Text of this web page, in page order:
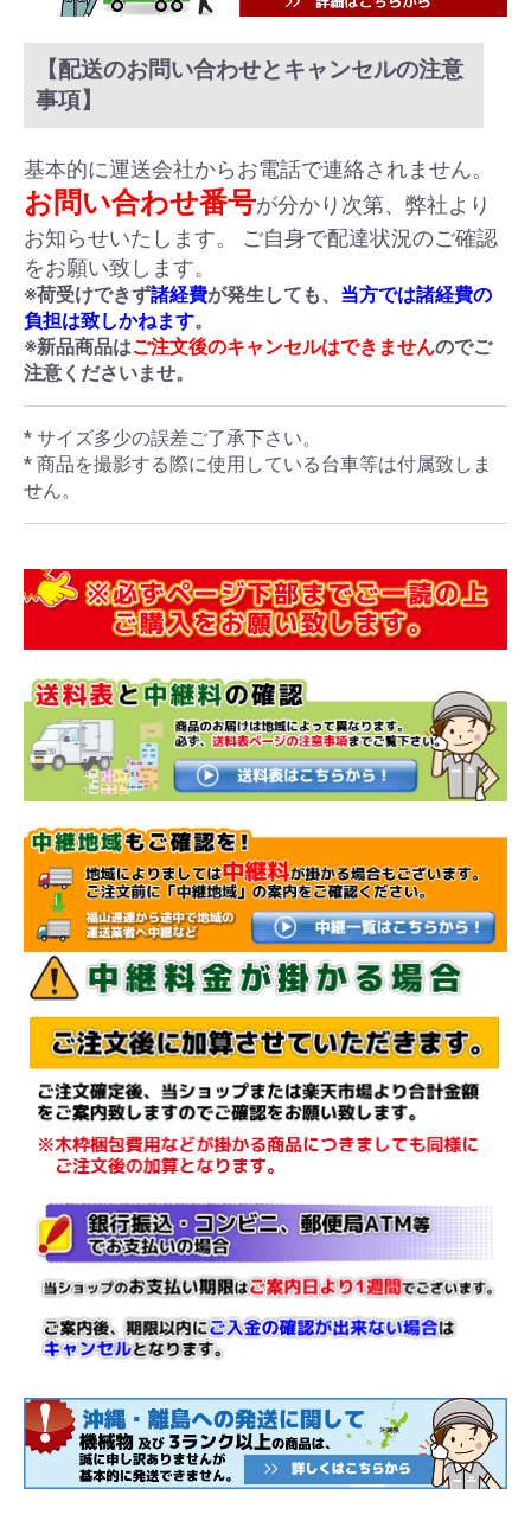
【配送のお問い合わせとキャンセルの注意
事項】
基本的に運送会社からお電話で連絡されません。
お問い合わせ番号が分かり次第、弊社より
お知らせいたします。 ご自身で配達状況のご確認
をお願い致します。
※荷受けできず諸経費が発生しても、 当方では諸経費の
負担は致しかねます。
※新品商品はご注文後のキャンセルはできませんのでご
注意くださいませ。
* サイズ多少の誤差ご了承下さい。
* 商品を撮影する際に使用している台車等は付属致しま
せん。